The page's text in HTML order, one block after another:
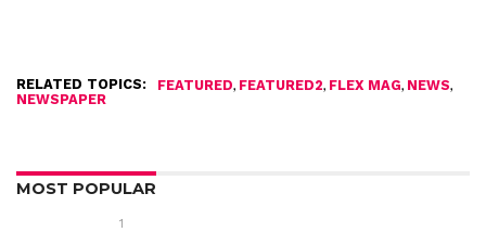
RELATED TOPICS: FEATURED, FEATURED2, FLEX MAG, NEWS,
NEWSPAPER
MOST POPULAR
1